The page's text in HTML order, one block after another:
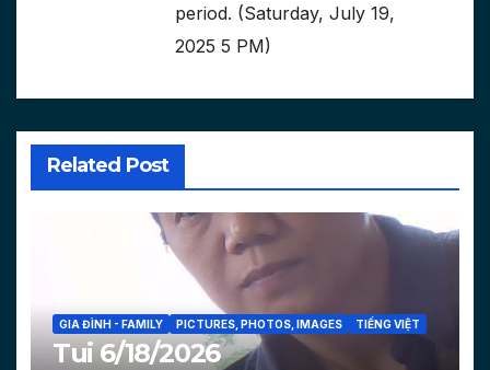
period. (Saturday, July 19,
2025 5 PM)
Related Post
GIA ĐÌNH - FAMILY PICTURES, PHOTOS, IMAGES TIẾNG VIỆT
Tui 6/18/2026